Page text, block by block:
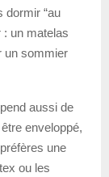
dormir “au
: un matelas
un sommier
aussi de
enveloppé,
une
ou les